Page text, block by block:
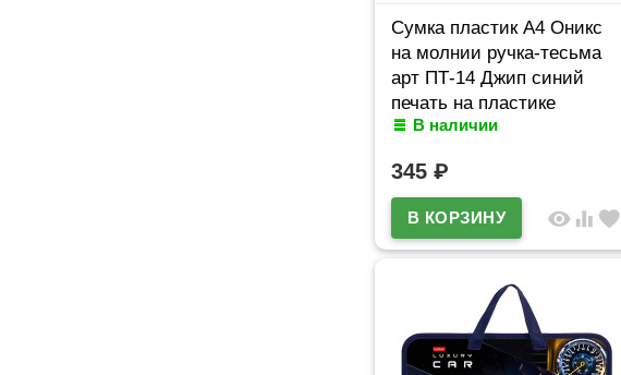
Сумка пластик А4 Оникс
на молнии ручка-тесьма
арт ПТ-14 Джип синий
печать на пластике
В наличии
345 ₽
visibility equalizer favorite